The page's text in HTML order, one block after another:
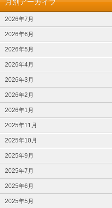
月別アーカイブ
2026年7月
2026年6月
2026年5月
2026年4月
2026年3月
2026年2月
2026年1月
2025年11月
2025年10月
2025年9月
2025年7月
2025年6月
2025年5月